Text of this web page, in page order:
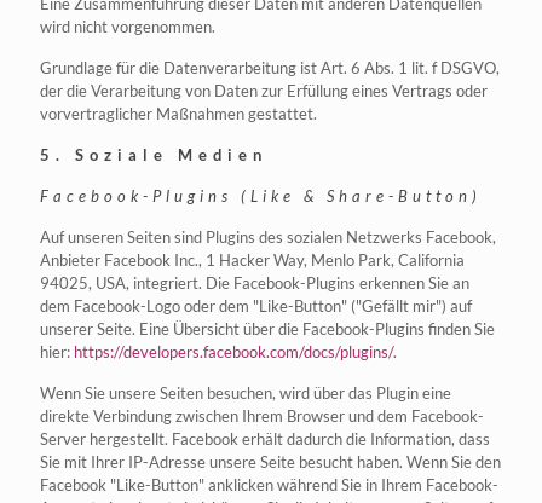
wird nicht vorgenommen.
Grundlage für die Datenverarbeitung ist Art. 6 Abs. 1 lit. f DSGVO,
der die Verarbeitung von Daten zur Erfüllung eines Vertrags oder
vorvertraglicher Maßnahmen gestattet.
5. Soziale Medien
Facebook-Plugins (Like & Share-Button)
Auf unseren Seiten sind Plugins des sozialen Netzwerks Facebook,
Anbieter Facebook Inc., 1 Hacker Way, Menlo Park, California
94025, USA, integriert. Die Facebook-Plugins erkennen Sie an
dem Facebook-Logo oder dem "Like-Button" ("Gefällt mir") auf
unserer Seite. Eine Übersicht über die Facebook-Plugins finden Sie
hier: https://developers.facebook.com/docs/plugins/.
Wenn Sie unsere Seiten besuchen, wird über das Plugin eine
direkte Verbindung zwischen Ihrem Browser und dem Facebook-
Server hergestellt. Facebook erhält dadurch die Information, dass
Sie mit Ihrer IP-Adresse unsere Seite besucht haben. Wenn Sie den
Facebook "Like-Button" anklicken während Sie in Ihrem Facebook-